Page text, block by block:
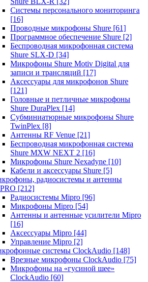
Системы персонального мониторинга
[16]
Проводные микрофоны Shure [61]
Программное обеспечение Shure [2]
Беспроводная микрофонная система
Shure SLX-D [34]
Микрофоны Shure Motiv Digital для
записи и трансляций [17]
Аксессуары для микрофонов Shure
[121]
Головные и петличные микрофоны
Shure DuraPlex [14]
Субминиатюрные микрофоны Shure
TwinPlex [8]
Антенны RF Venue [21]
Беспроводная микрофонная система
Shure MXW NEXT 2 [16]
Микрофоны Shure Nexadyne [10]
Кабели и аксессуары Shure [5]
радиосистемы и антенны
[212]
Радиосистемы Mipro [96]
Микрофоны Mipro [54]
Антенны и антенные усилители Mipro
[16]
Аксессуары Mipro [44]
Управление Mipro [2]
системы ClockAudio [148]
Врезные микрофоны ClockAudio [75]
Микрофоны на «гусиной шее»
ClockAudio [60]